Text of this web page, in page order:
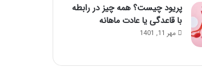
پریود چیست؟ همه چیز در رابطه
با قاعدگی یا عادت ماهانه
مهر 11, 1401